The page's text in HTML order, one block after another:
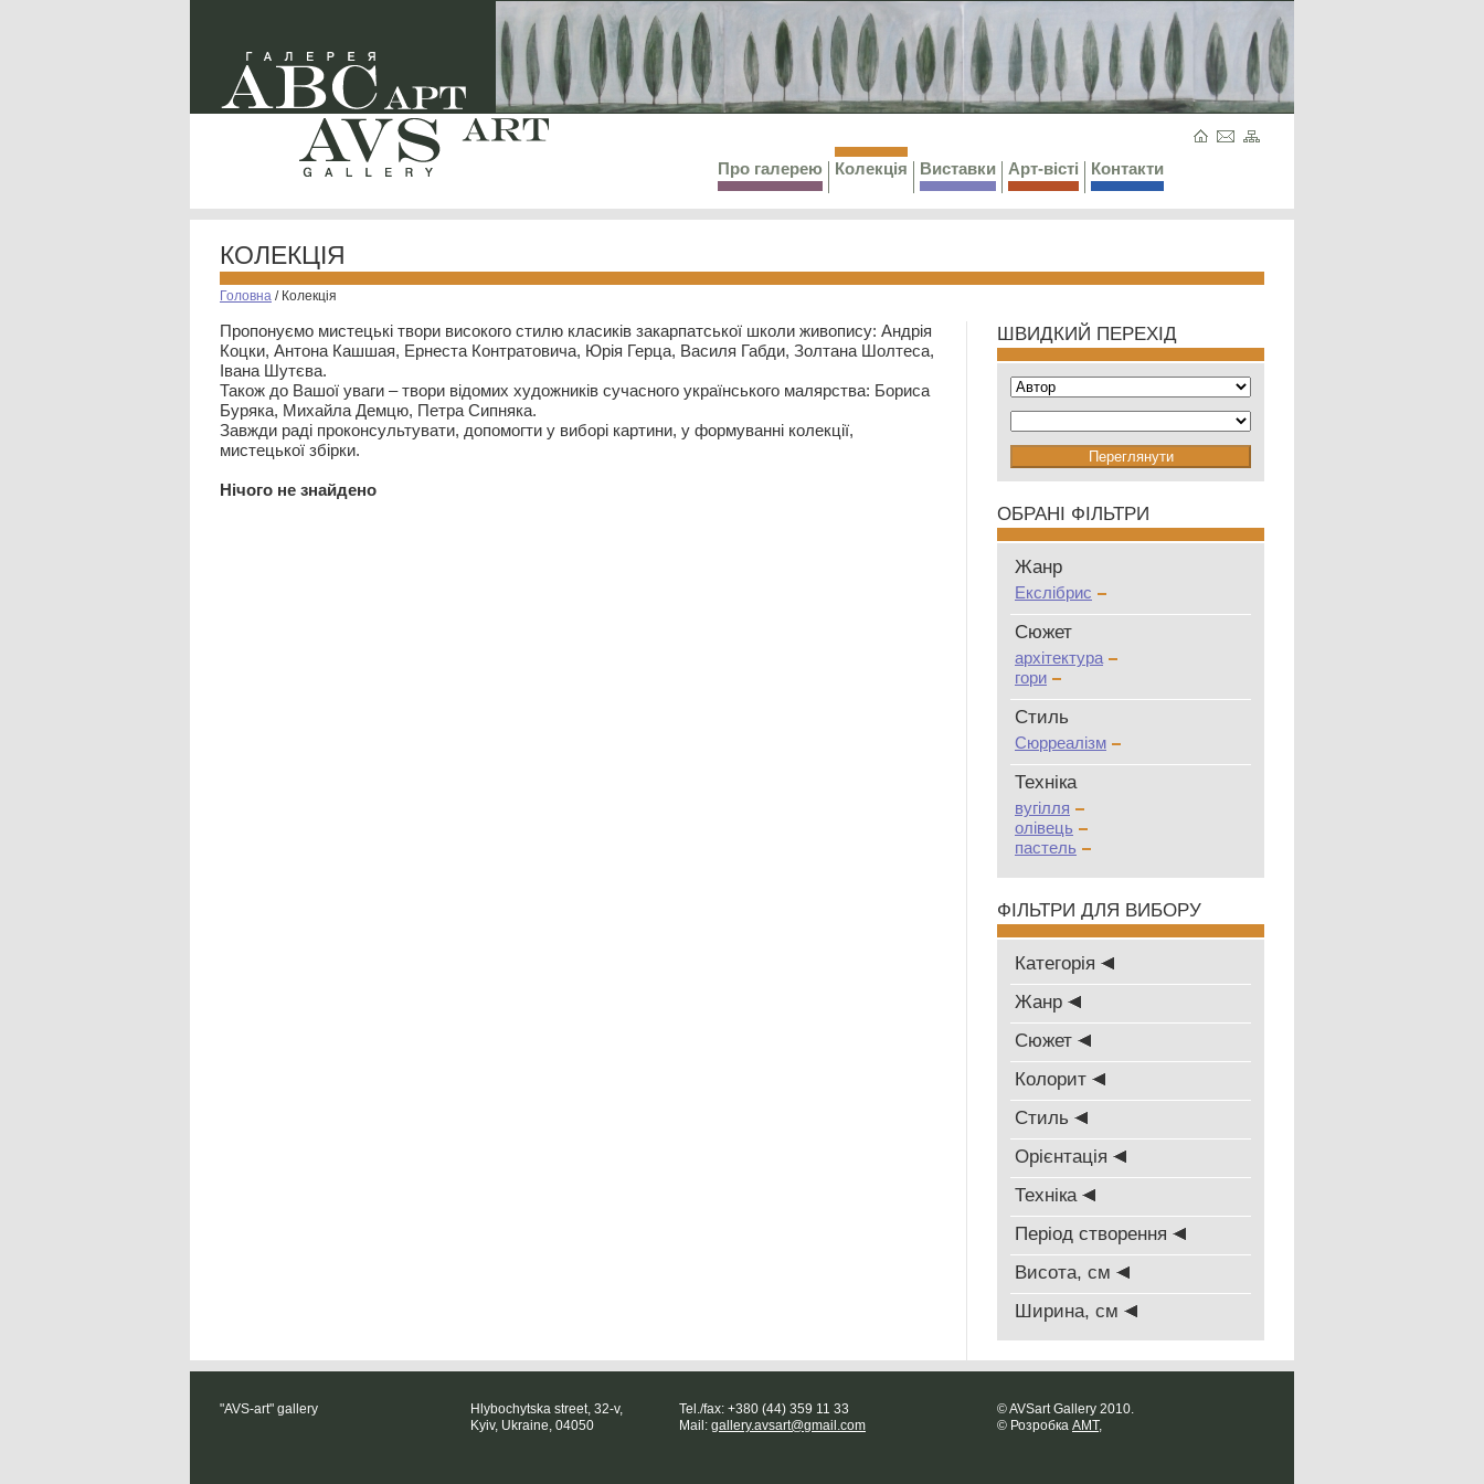
Про галерею Колекція Виставки Арт-вісті Контакти
КОЛЕКЦІЯ
Головна / Колекція
Пропонуємо мистецькі твори високого стилю класиків закарпатської школи живопису: Андрія
Коцки, Антона Кашшая, Ернеста Контратовича, Юрія Герца, Василя Габди, Золтана Шолтеса,
Івана Шутєва.
Також до Вашої уваги – твори відомих художників сучасного українського малярства: Бориса
Буряка, Михайла Демцю, Петра Сипняка.
Завжди раді проконсультувати, допомогти у виборі картини, у формуванні колекції,
мистецької збірки.
Нiчого не знайдено
ШВИДКИЙ ПЕРЕХІД
ОБРАНІ ФІЛЬТРИ
Жанр
Екслібрис
Сюжет
архітектура
гори
Стиль
Сюрреалізм
Техніка
вугілля
олівець
пастель
ФІЛЬТРИ ДЛЯ ВИБОРУ
Категорія
Жанр
Сюжет
Колорит
Стиль
Oрієнтація
Техніка
Період створення
Висота, см
Ширина, см
"AVS-art" gallery
Hlybochytska street, 32-v,
Kyiv, Ukraine, 04050
Tel./fax: +380 (44) 359 11 33
Mail: gallery.avsart@gmail.com
© AVSart Gallery 2010.
© Розробка AMT,